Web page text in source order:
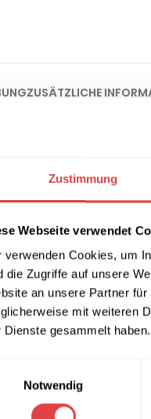
Zustimmung
Webseite verwendet
verwenden Cookies, um
die Zugriffe auf unsere
an unsere Partner
mit weiteren
Dienste gesammelt haben.
Notwendig
ZUSÄTZLICHE
für
ideale Wahl für
Plisseefalte sorgt für
setzt souveräne
für
ist die
durch einen schweren,
in einem tadellosen
zeitsparende